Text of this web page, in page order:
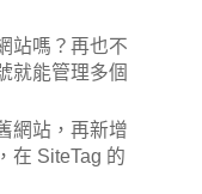
站嗎？再也不
就能管理多個
網站，再新增
在 SiteTag 的